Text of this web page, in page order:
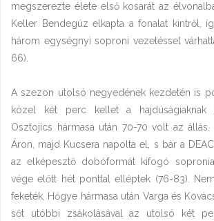
megszerezte élete első kosarát az
Keller Bendegúz elkapta a fonalat kintről,
három egységnyi soproni vezetéssel
66).
A szezon utolsó negyedének kezdetén is
közel két perc kellet a hajdúságiaknak
Osztojics hármasa után 70-70 volt az
Áron, majd Kucsera napolta el, s bár a
az elképesztő dobóformát kifogó
vége előtt hét ponttal elléptek (76-83).
feketék, Hőgye hármasa után Varga és
sőt utóbbi zsákolásával az utolsó két